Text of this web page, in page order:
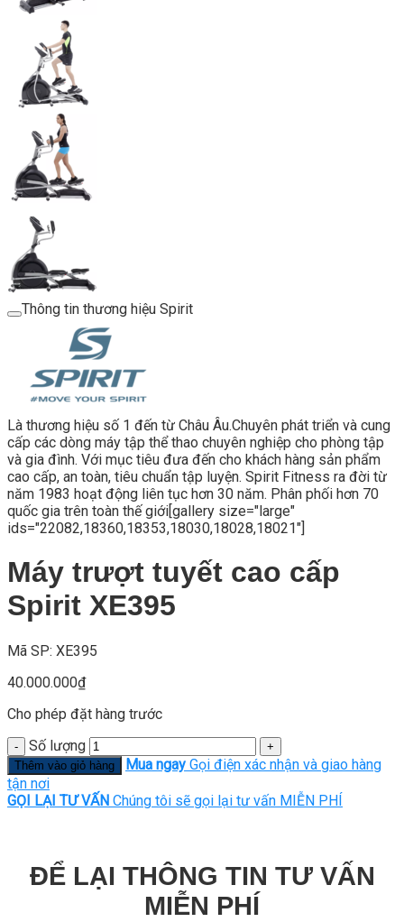
Thông tin thương hiệu Spirit
Là thương hiệu số 1 đến từ Châu Âu.Chuyên phát triển và cung
cấp các dòng máy tập thể thao chuyên nghiệp cho phòng tập
và gia đình. Với mục tiêu đưa đến cho khách hàng sản phẩm
cao cấp, an toàn, tiêu chuẩn tập luyện. Spirit Fitness ra đời từ
năm 1983 hoạt động liên tục hơn 30 năm. Phân phối hơn 70
quốc gia trên toàn thế giới[gallery size="large"
ids="22082,18360,18353,18030,18028,18021"]
Máy trượt tuyết cao cấp
Spirit XE395
Mã SP: XE395
40.000.000₫
Cho phép đặt hàng trước
Số lượng
Thêm vào giỏ hàng Mua ngay Gọi điện xác nhận và giao hàng
tận nơi
GỌI LẠI TƯ VẤN Chúng tôi sẽ gọi lại tư vấn MIỄN PHÍ
ĐỂ LẠI THÔNG TIN TƯ VẤN
MIỄN PHÍ